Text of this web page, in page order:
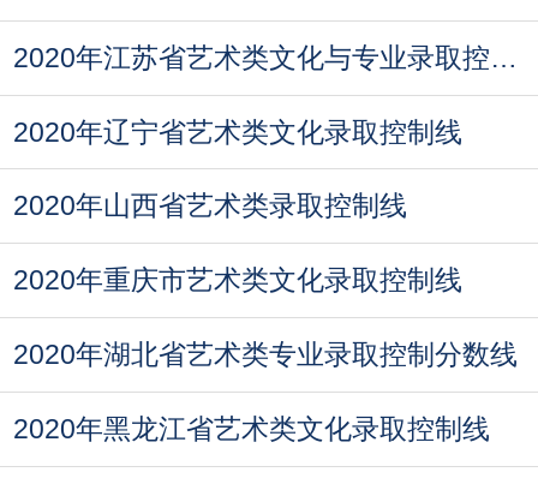
2020年江苏省艺术类文化与专业录取控制线
2020年辽宁省艺术类文化录取控制线
2020年山西省艺术类录取控制线
2020年重庆市艺术类文化录取控制线
2020年湖北省艺术类专业录取控制分数线
2020年黑龙江省艺术类文化录取控制线